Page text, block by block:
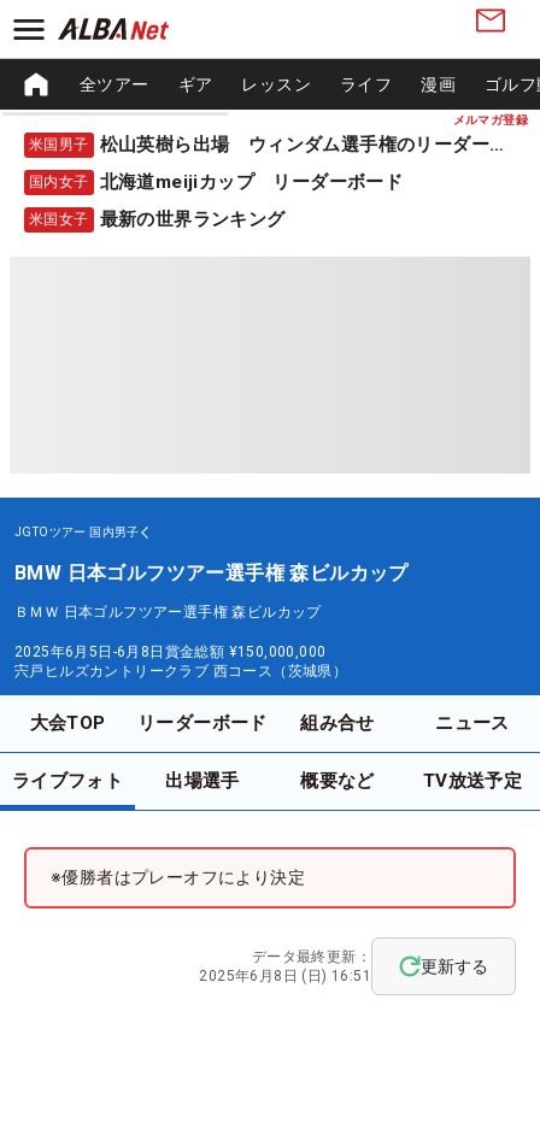
メルマガ登録
全ツアー ギア レッスン ライフ 漫画 ゴル
米国男子 松山英樹ら出場 ウィンダム選手権のリーダーボード
国内女子 北海道meijiカップ リーダーボード
米国女子 最新の世界ランキング
JGTOツアー 国内男子
BMW 日本ゴルフツアー選手権 森ビルカップ
ＢＭＷ 日本ゴルフツアー選手権 森ビルカップ
2025年6月5日-6月8日 賞金総額 ¥150,000,000
宍戸ヒルズカントリークラブ 西コース（茨城県）
大会TOP リーダーボード 組み合せ ニュース
ライブフォト 出場選手 概要など TV放送予定
※優勝者はプレーオフにより決定
データ最終更新：
2025年6月8日 (日) 16:51
更新する